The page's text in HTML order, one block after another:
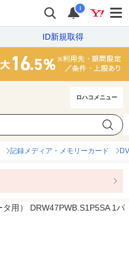
i
ID新規取得
ロハコメニュー
記録メディア・メモリーカード